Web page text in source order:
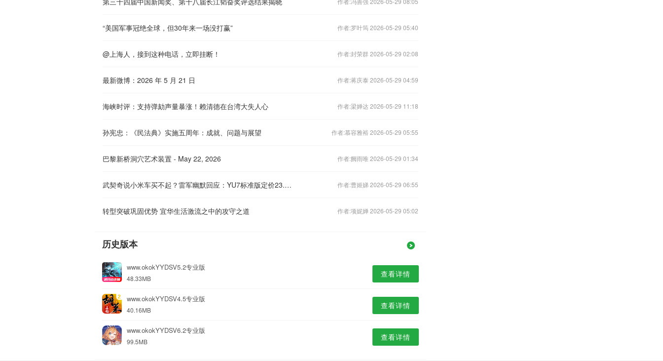
“美国军事冠绝全球，但30年来一场没打赢” 作者:罗叶筠 2026-05-29 05:40
@上海人，接到这种电话，立即挂断！ 作者:封荣群 2026-05-29 02:08
最新微博：2026 年 5 月 21 日 作者:蒋庆泰 2026-05-29 04:59
海峡时评：支持弹劾声量暴涨！赖清德在台湾大失人心 作者:梁婵达 2026-05-29 11:18
孙宪忠：《民法典》实施五周年：成就、问题与展望 作者:慕容雅裕 2026-05-29 05:55
巴黎新桥洞穴艺术装置 - May 22, 2026 作者:阙雨唯 2026-05-29 01:34
武契奇说小米车买不起？雷军幽默回应：YU7标准版定价23.35万 作者:曹姬娣 2026-05-29 06:55
转型突破巩固优势 宜华生活激流之中的攻守之道 作者:项妮婵 2026-05-29 05:02
历史版本
www.okokYYDSV5.2专业版
48.33MB 查看详情
www.okokYYDSV4.5专业版
40.16MB 查看详情
www.okokYYDSV6.2专业版
99.5MB 查看详情